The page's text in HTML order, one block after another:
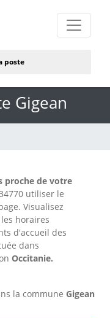
poste
Gigean
proche de votre
utiliser le
Visualisez
horaires
d'accueil des
dans
Occitanie.
la commune Gigean